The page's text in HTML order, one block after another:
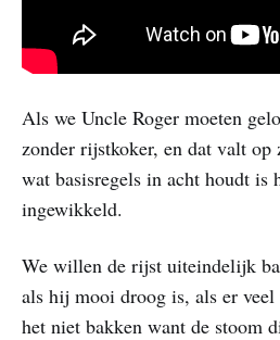
Als we Uncle Roger moeten
zonder rijstkoker, en dat valt op
wat basisregels in acht houdt is
ingewikkeld.
We willen de rijst uiteindelijk
als hij mooi droog is, als er
het niet bakken want de stoom